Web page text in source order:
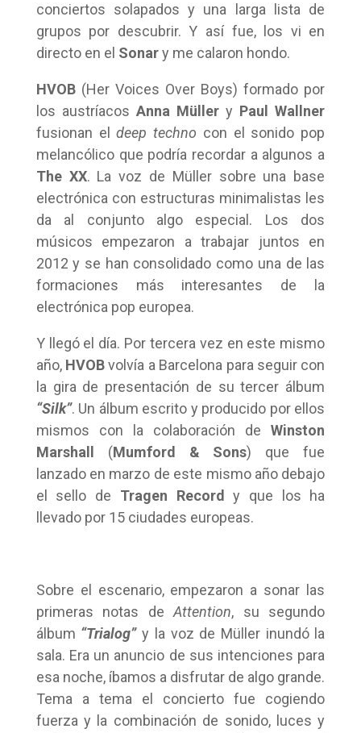
conciertos solapados y una larga lista de
grupos por descubrir. Y así fue, los vi en
directo en el Sonary me calaron hondo.
HVOB(Her Voices Over Boys) formado por
los austríacos Anna Müller y Paul Wallner
fusionan eldeep techno con el sonido pop
melancólico que podría recordar a algunos a
The XX. La voz de Müller sobre una base
electrónica con estructuras minimalistas les
da al conjunto algo especial. Los dos
músicos empezaron a trabajar juntos en
2012 y se han consolidado como una de las
formaciones más interesantes de la
electrónica pop europea.
Y llegó el día. Por tercera vez en este mismo
año, HVOBvolvía a Barcelona para seguir con
la gira de presentación de su tercer álbum
“Silk”. Un álbum escrito y producido por ellos
mismos con la colaboración deWinston
Marshall
(Mumford & Sons) que fue
lanzado en marzo de este mismo año debajo
el sello de Tragen Record
y que los ha
llevado por 15 ciudades europeas.
Sobre el escenario, empezaron a sonar las
primeras notas deAttention, su segundo
álbum “Trialog”y la voz de Müller inundó la
sala. Era un anuncio de sus intenciones para
esa noche, íbamos a disfrutar de algo grande.
Tema a tema el concierto fue cogiendo
fuerza y la combinación de sonido, luces y